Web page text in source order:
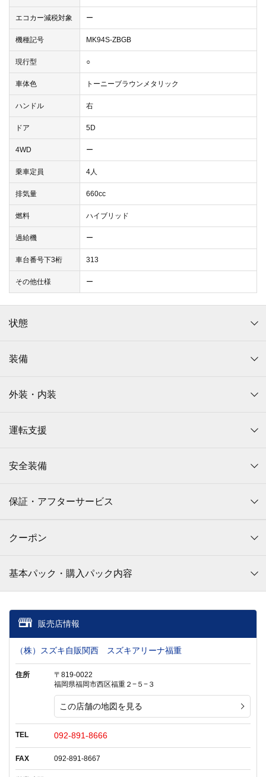
エコカー減税対象 ー
機種記号 MK94S-ZBGB
現行型 ○
車体色 トーニーブラウンメタリック
ハンドル 右
ドア 5D
4WD ー
乗車定員 4人
排気量 660cc
燃料 ハイブリッド
過給機 ー
車台番号下3桁 313
その他仕様 ー
状態
装備
外装・内装
運転支援
安全装備
保証・アフターサービス
クーポン
基本パック・購入パック内容
販売店情報
（株）スズキ自販関西 スズキアリーナ福重
住所
〒819-0022
福岡県福岡市西区福重２−５−３
この店舗の地図を見る
TEL 092-891-8666
FAX 092-891-8667